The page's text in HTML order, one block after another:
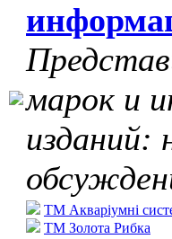
марок и
изданий:
ТМ Акваріумні
ТМ Золота Рибка